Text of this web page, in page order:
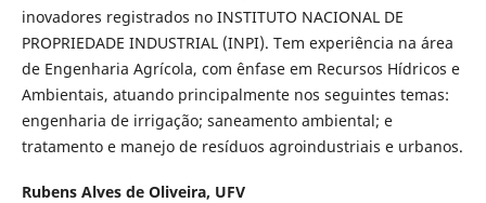
inovadores registrados no INSTITUTO NACIONAL DE
PROPRIEDADE INDUSTRIAL (INPI). Tem experiência na área
de Engenharia Agrícola, com ênfase em Recursos Hídricos e
Ambientais, atuando principalmente nos seguintes temas:
engenharia de irrigação; saneamento ambiental; e
tratamento e manejo de resíduos agroindustriais e urbanos.
Rubens Alves de Oliveira, UFV